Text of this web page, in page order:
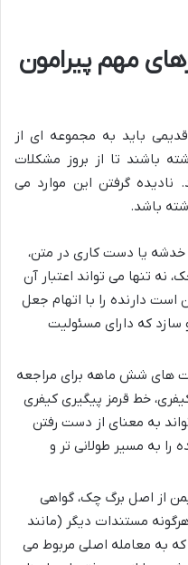
مهم پیرامون
باید به مجموعه ای از
باشند تا از بروز مشکلات
نادیده گرفتن این موارد می
باشد.
خدشه یا دست کاری در متن،
نه تنها می تواند اعتبار آن
است دارنده را با اتهام جعل
سازد که دارای مسئولیت
های شش ماهه برای مراجعه
خط قرمز پیگیری کیفری
به معنای از دست رفتن
را به مسیر طولانی تر و
از اصل برگ چک، گواهی
مستندات دیگر (مانند
که به معامله اصلی مربوط می